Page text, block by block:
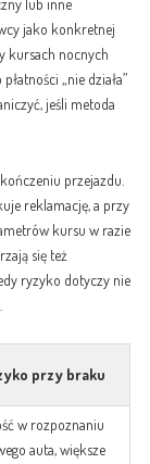
lub inne
jako konkretnej
kursach nocnych
„nie działa”
jeśli metoda
przejazdu.
reklamację, a przy
kursu w razie
się też
ryzyko dotyczy nie
przy braku
w rozpoznaniu
auta, większe